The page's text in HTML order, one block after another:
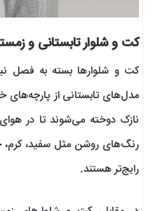
کت و شلوار تابستانی و
کت و شلوارها بسته به فصل
مدل‌های تابستانی از
نازک دوخته می‌شوند تا در
رنگ‌های روشن مثل سفید، کرم،
رایج‌تر هستند.